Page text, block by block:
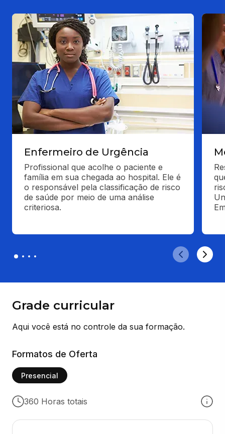
Enfermeiro de Urgência
Profissional que acolhe o paciente e
família em sua chegada ao hospital. Ele é
o responsável pela classificação de risco
de saúde por meio de uma análise
criteriosa.
Grade curricular
Aqui você está no controle da sua formação.
Formatos de Oferta
Presencial
360 Horas totais